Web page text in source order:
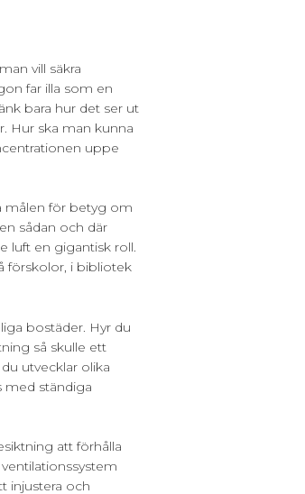
vill säkra
far illa som en
bara hur det ser ut
Hur ska man kunna
uppe
målen för betyg om
sådan och där
luft en gigantisk roll.
förskolor, i bibliotek
bostäder. Hyr du
så skulle ett
utvecklar olika
med ständiga
att förhålla
injustera och